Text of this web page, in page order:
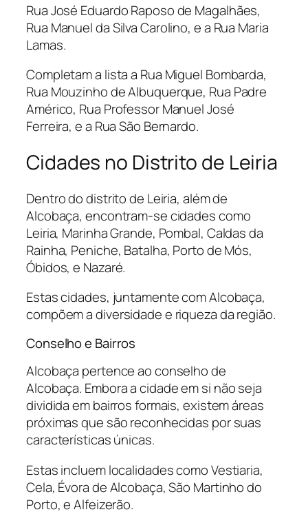
Rua José Eduardo Raposo de Magalhães,
Rua Manuel da Silva Carolino, e a Rua Maria
Lamas.
Completam a lista a Rua Miguel Bombarda,
Rua Mouzinho de Albuquerque, Rua Padre
Américo, Rua Professor Manuel José
Ferreira, e a Rua São Bernardo.
Cidades no Distrito de Leiria
Dentro do distrito de Leiria, além de
Alcobaça, encontram-se cidades como
Leiria, Marinha Grande, Pombal, Caldas da
Rainha, Peniche, Batalha, Porto de Mós,
Óbidos, e Nazaré.
Estas cidades, juntamente com Alcobaça,
compõem a diversidade e riqueza da região.
Conselho e Bairros
Alcobaça pertence ao conselho de
Alcobaça. Embora a cidade em si não seja
dividida em bairros formais, existem áreas
próximas que são reconhecidas por suas
características únicas.
Estas incluem localidades como Vestiaria,
Cela, Évora de Alcobaça, São Martinho do
Porto, e Alfeizerão.